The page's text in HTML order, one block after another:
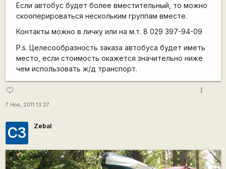
Если автобус будет более вместительный, то можно
скооперироваться нескольким группам вместе.
Контакты можно в личку или на м.т. 8 029 397-94-09
P.s. Целесообразность заказа автобуса будет иметь
место, если стоимость окажется значительно ниже
чем использовать ж/д транспорт.
favorite_border
7 Ноя, 2011 13:27
more_vert
СЗ Zebal